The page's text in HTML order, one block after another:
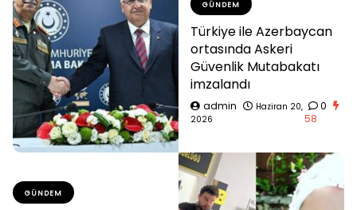
GÜNDEM
Türkiye ile Azerbaycan
ortasında Askeri
Güvenlik Mutabakatı
imzalandı
admin
Haziran 20,
2026
0
58
GÜNDEM